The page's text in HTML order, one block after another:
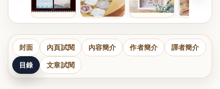
封面 內頁試閱 內容簡介 作者簡介 譯者簡介
目錄 文章試閱